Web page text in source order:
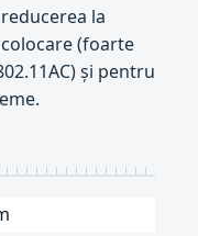
la
(foarte
și pentru